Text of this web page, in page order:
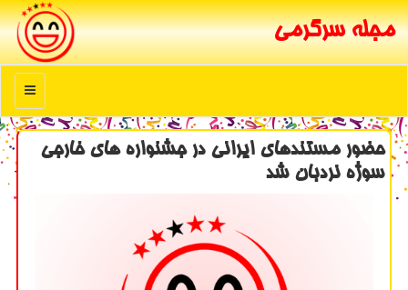
مجله سرگرمی
منو
حضور مستندهای ایرانی در جشنواره های خارجی
سوژه نردبان شد